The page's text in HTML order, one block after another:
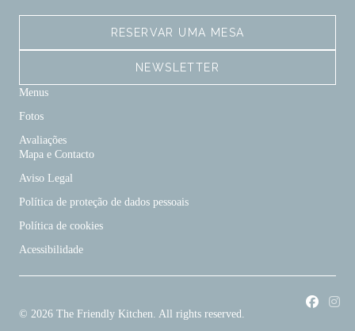
RESERVAR UMA MESA
NEWSLETTER
Menus
Fotos
Avaliações
Mapa e Contacto
Aviso Legal
Política de proteção de dados pessoais
Política de cookies
Acessibilidade
© 2026 The Friendly Kitchen. All rights reserved.